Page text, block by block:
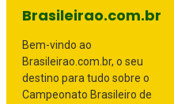
Brasileirao.com.br
Bem-vindo ao
Brasileirao.com.br, o seu
destino para tudo sobre o
Campeonato Brasileiro de